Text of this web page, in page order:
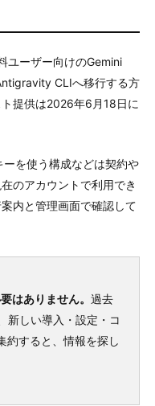
ユーザー向けのGemini
CLIへ移行する方
提供は2026年6月18日に
を使う構成などは契約や
のアカウントで利用でき
内と管理画面で確認して
はありません。過去
新しい導入・設定・コ
すると、情報を探し